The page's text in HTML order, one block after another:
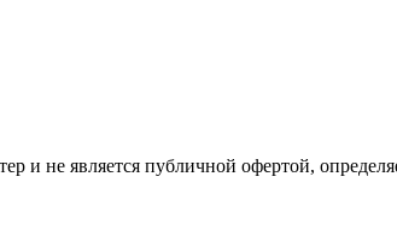
и не является публичной офертой,